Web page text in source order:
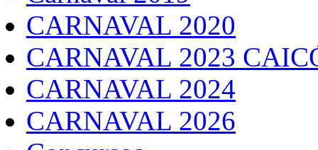
CARNAVAL 2020
CARNAVAL 2023
CARNAVAL 2024
CARNAVAL 2026